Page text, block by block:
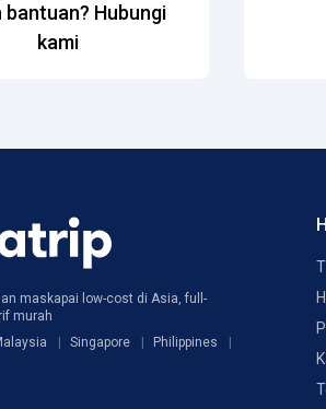
bantuan? Hubungi
kami
maskapai low-cost di Asia, full-
murah
Singapore
Philippines